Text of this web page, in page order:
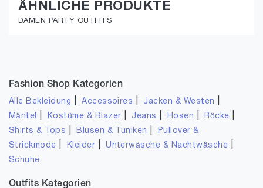
ÄHNLICHE PRODUKTE
DAMEN PARTY OUTFITS
Fashion Shop Kategorien
Alle Bekleidung |Accessoires Jacken & Westen
Mäntel Kostüme & Blazer Jeans Hosen Röcke
Shirts & Tops Blusen & Tuniken
Pullover &
Strickmode
Kleider |Unterwäsche & Nachtwäsche
Schuhe
Outfits Kategorien